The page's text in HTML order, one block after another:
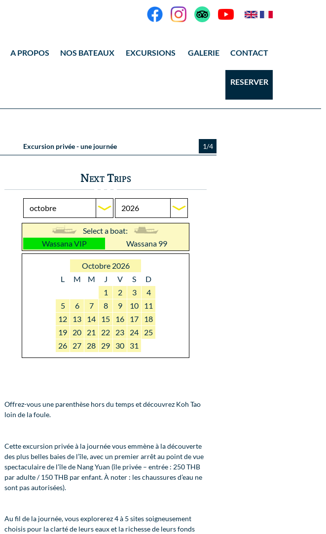
A PROPOS NOS BATEAUX
Wassana 99
EXCURSIONS
KOH TAO
GALERIE
Photos Ang Thong
Photos Koh Tao
CONTACT
RESERVER
Excursion privée - une journée 1/4
Next Trips
Select a boat:
Wassana VIP
Wassana 99
Octobre 2026
L
M M J V S
D
1
2 3
4
5
6 7 8 9 10
11
12
13 14 15 16 17
18
19
20 21 22 23 24
25
26
27 28 29 30 31
Offrez-vous une parenthèse hors du temps et découvrez Koh Tao
loin de la foule.
Cette excursion privée à la journée vous emmène à la découverte
des plus belles baies de l’île, avec un premier arrêt au point de vue
spectaculaire de l’île de Nang Yuan (île privée – entrée : 250 THB
par adulte / 150 THB par enfant. À noter : les chaussures d’eau ne
sont pas autorisées).
Au fil de la journée, vous explorerez 4 à 5 sites soigneusement
choisis pour la clarté de leurs eaux et la richesse de leurs fonds